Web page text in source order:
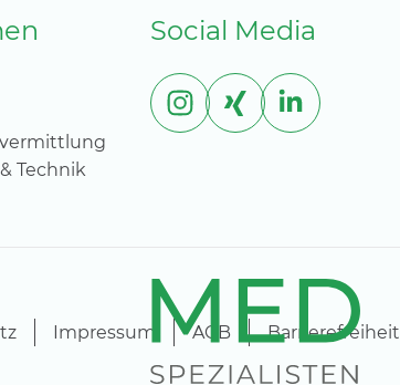
Technik
Social Media
Impressum AGB Barrierefreiheit